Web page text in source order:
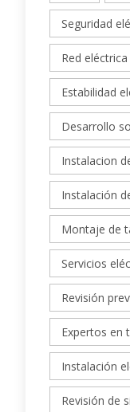
Seguridad
Red eléctrica
Estabilidad
Desarrollo
Instalacion
Instalación
Montaje de
Servicios
Revisión
Expertos en
Instalación
Revisión de